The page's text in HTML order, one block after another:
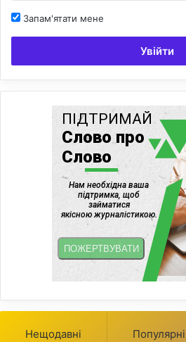
Запам'ятати мене
Увійти
Нещодавні Популярні